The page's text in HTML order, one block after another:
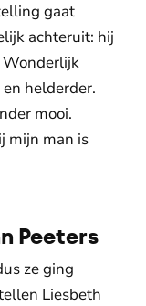
gaat
achteruit: hij
Wonderlijk
helderder.
mooi.
mijn man is
Peeters
ze ging
Liesbeth